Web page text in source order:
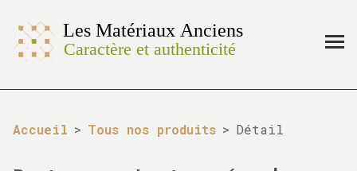
Accueil > Tous nos produits > Détail